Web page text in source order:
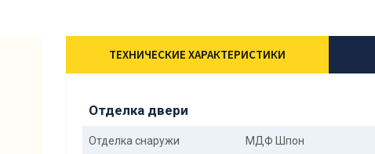
ТЕХНИЧЕСКИЕ ХАРАКТЕРИСТИКИ
Отделка двери
Отделка снаружи МДФ Шпон